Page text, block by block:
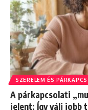
SZERELEM ÉS
A párkapcsolati
jelent: Így válj jobb